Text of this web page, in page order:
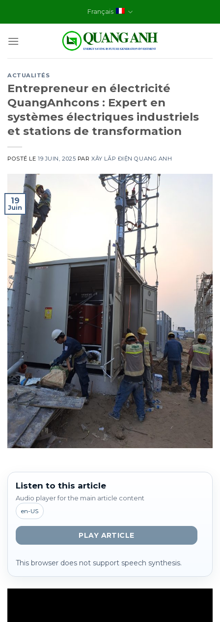
Français
ACTUALITÉS
Entrepreneur en électricité
QuangAnhcons : Expert en
systèmes électriques industriels
et stations de transformation
POSTÉ LE19 JUIN, 2025 PARXÂY LẮP ĐIỆN QUANG ANH
19
Juin
Listen to this article
Audio player for the main article content
en-US
PLAY ARTICLE
This browser does not support speech synthesis.